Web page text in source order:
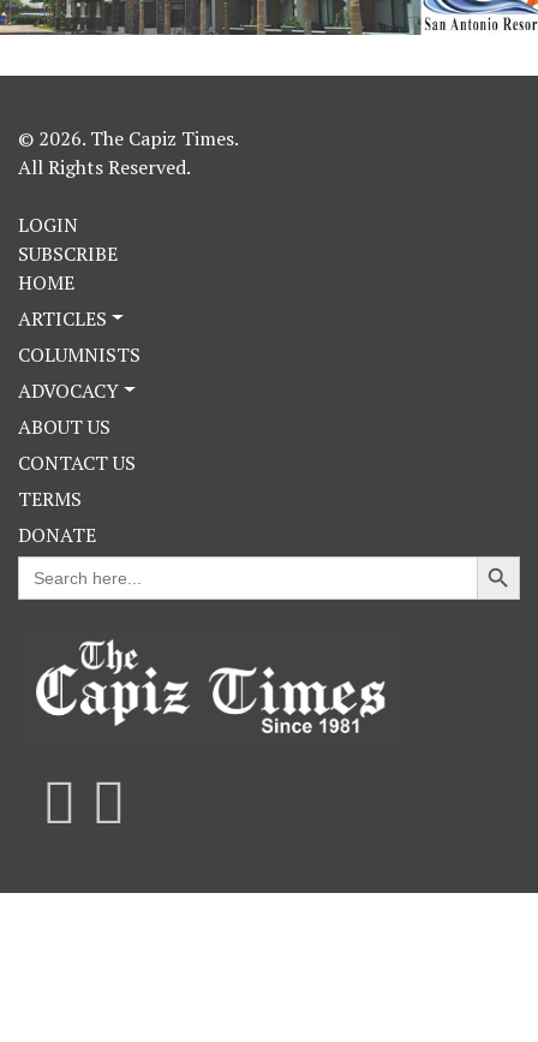
© 2026. The Capiz Times.
All Rights Reserved.
LOGIN
SUBSCRIBE
HOME
ARTICLES
COLUMNISTS
ADVOCACY
ABOUT US
CONTACT US
TERMS
DONATE
Search
for:
Search Button